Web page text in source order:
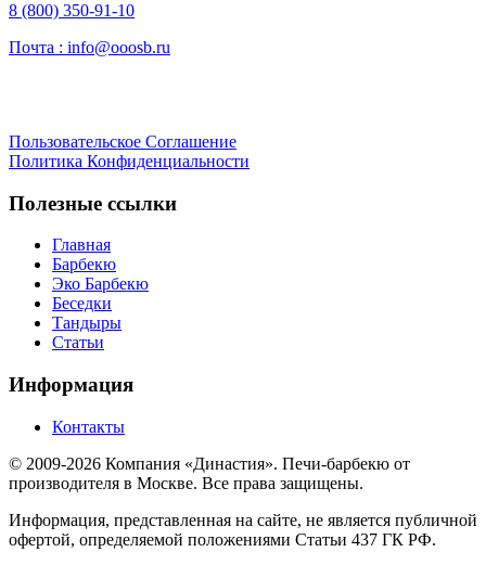
8 (800) 350-91-10
Почта : info@ooosb.ru
Пользовательское Соглашение
Политика Конфиденциальности
Полезные ссылки
Главная
Барбекю
Эко Барбекю
Беседки
Тандыры
Статьи
Информация
Контакты
© 2009-2026 Компания «Династия». Печи-барбекю от
производителя в Москве. Все права защищены.
Информация, представленная на сайте, не является публичной
офертой, определяемой положениями Статьи 437 ГК РФ.